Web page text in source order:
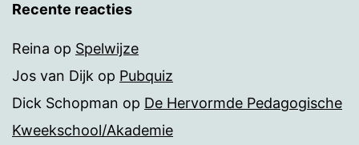
Recente reacties
Reina op Spelwijze
Jos van Dijk op Pubquiz
Dick Schopman op De Hervormde Pedagogische
Kweekschool/Akademie